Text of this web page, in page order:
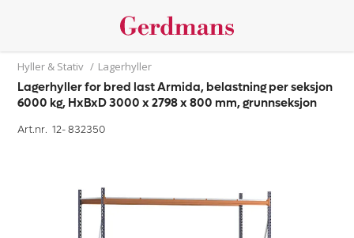
Hyller & Stativ / Lagerhyller
Lagerhyller for bred last Armida, belastning per seksjon
6000 kg, HxBxD 3000 x 2798 x 800 mm, grunnseksjon
Art.nr. 12-832350